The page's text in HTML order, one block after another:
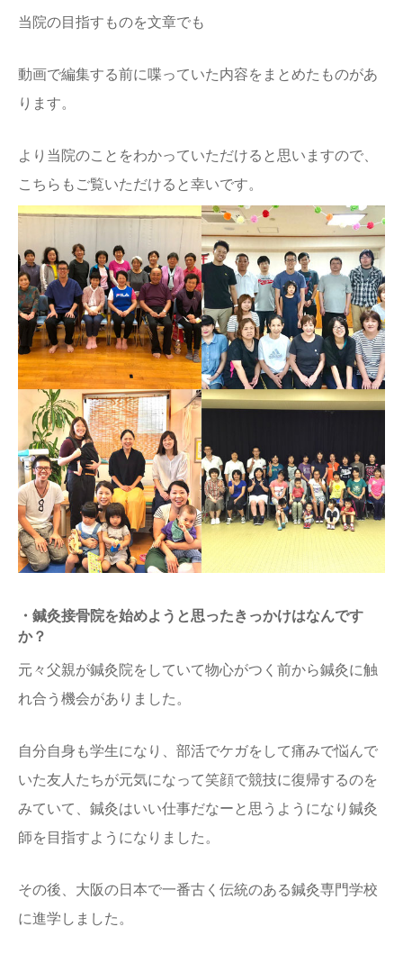
当院の目指すものを文章でも
動画で編集する前に喋っていた内容をまとめたものがあ
ります。
より当院のことをわかっていただけると思いますので、
こちらもご覧いただけると幸いです。
・鍼灸接骨院を始めようと思ったきっかけはなんです
か？
元々父親が鍼灸院をしていて物心がつく前から鍼灸に触
れ合う機会がありました。
自分自身も学生になり、部活でケガをして痛みで悩んで
いた友人たちが元気になって笑顔で競技に復帰するのを
みていて、鍼灸はいい仕事だなーと思うようになり鍼灸
師を目指すようになりました。
その後、大阪の日本で一番古く伝統のある鍼灸専門学校
に進学しました。